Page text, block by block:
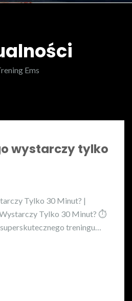
Ems
wystarczy tylko
Tylko 30 Minut? |
Tylko 30 Minut? ⏱️
treningu…